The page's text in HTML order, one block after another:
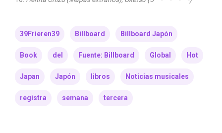
39Frieren39 Billboard Billboard Japón
Book del Fuente: Billboard Global Hot
Japan Japón libros Noticias musicales
registra semana tercera